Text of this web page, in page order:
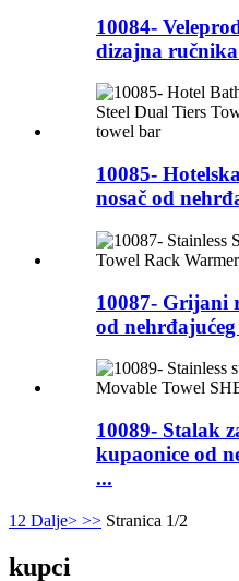
10084-
dizajna
10085-
nosač od
10087- Grijani
od
10089- Stalak
kupaonice od
...
1 2 Dalje> >> Stranica 1/2
kupci